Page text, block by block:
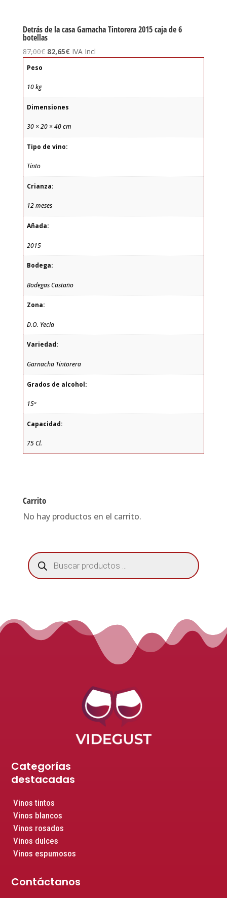
Detrás de la casa Garnacha Tintorera 2015 caja de 6
botellas
87,00€ El
87,00€.
82,65€El
82,65€.
IVA Incl
Peso
10 kg
Dimensiones
30 × 20 × 40 cm
Tipo de vino:
Tinto
Crianza:
12 meses
Añada:
2015
Bodega:
Bodegas Castaño
Zona:
D.O. Yecla
Variedad:
Garnacha Tintorera
Grados de alcohol:
15º
Capacidad:
75 Cl.
Carrito
No hay productos en el carrito.
Búsqueda
de
productos
Categorías
destacadas
Vinos tintos
Vinos blancos
Vinos rosados
Vinos dulces
Vinos espumosos
Contáctanos